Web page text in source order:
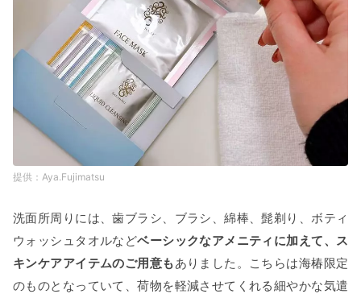
Aya.Fujimatsu
洗面所周りには、歯ブラシ、ブラシ、綿棒、髭剃り、ボティ
ウォッシュタオルなどベーシックなアメニティに加えて、ス
キンケアアイテムのご用意もありました。こちらは海椿限定
のものとなっていて、荷物を軽減させてくれる細やかな気遣